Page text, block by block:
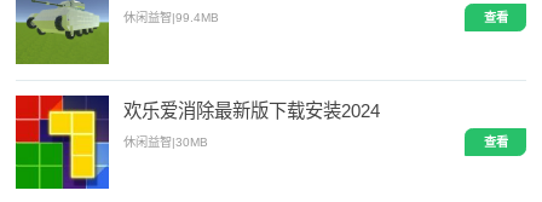
休闲益智|99.4MB 查看
欢乐爱消除最新版下载安装2024
休闲益智|30MB 查看